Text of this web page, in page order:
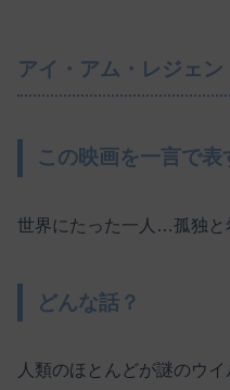
アイ・アム・レジェン
この映画を一言で表
世界にたった一人…孤独と
どんな話？
人類のほとんどが謎のウ